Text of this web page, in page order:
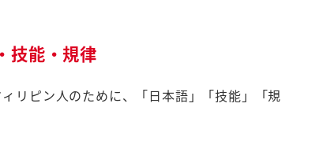
技能・規律
リピン人のために、「日本語」「技能」「規